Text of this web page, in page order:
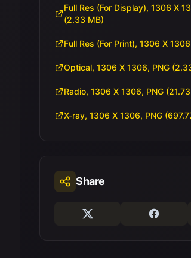
Full Res (For Display), 1306 X
(2.33 MB)
Full Res (For Print), 1306 X
Optical, 1306 X 1306, PNG
Radio, 1306 X 1306, PNG
X-ray, 1306 X 1306, PNG
Share